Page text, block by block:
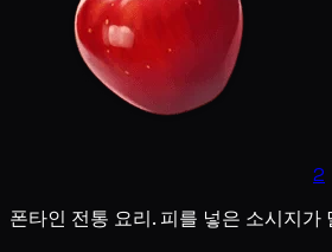
2
폰타인 전통 요리. 피를 넣은 소시지